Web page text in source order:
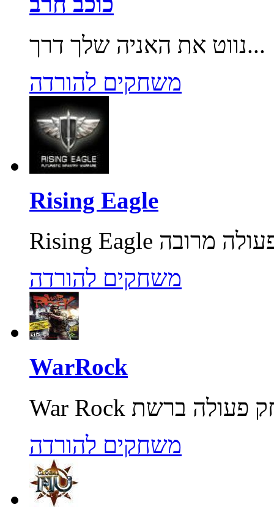
נווט את האניה שלך דרך...
משחקים להורדה
Rising Eagle
משחקים להורדה
WarRock
משחקים להורדה